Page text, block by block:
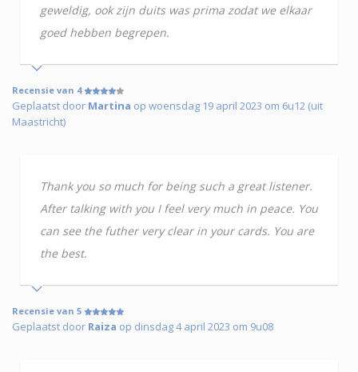
geweldig, ook zijn duits was prima zodat we elkaar
goed hebben begrepen.
Recensie van 4
Geplaatst door Martina op woensdag 19 april 2023 om 6u12 (uit
Maastricht)
Thank you so much for being such a great listener.
After talking with you I feel very much in peace. You
can see the futher very clear in your cards. You are
the best.
Recensie van 5
Geplaatst door Raiza op dinsdag 4 april 2023 om 9u08